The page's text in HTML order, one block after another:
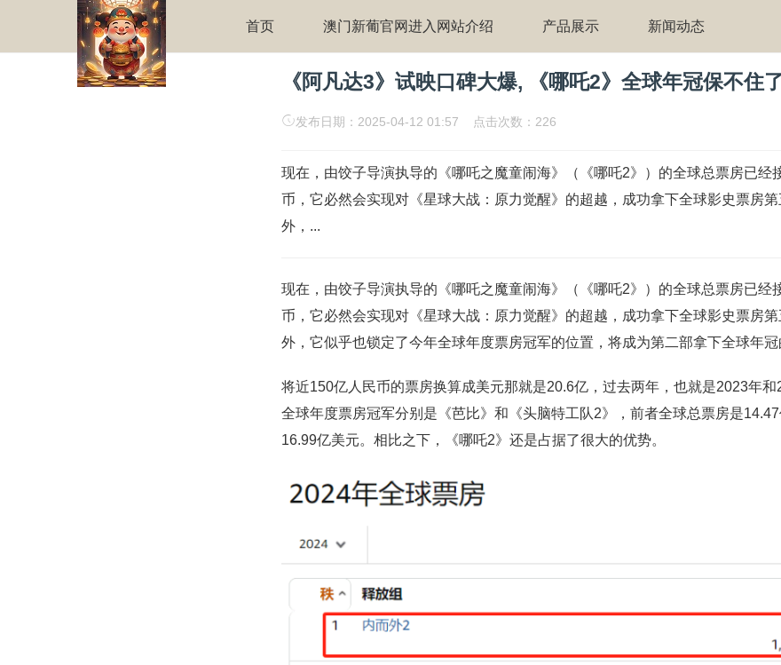
首页 澳门新葡官网进入网站介绍 产品展示 新闻动态
《阿凡达3》试映口碑大爆, 《哪吒2》全球年冠保不住
发布日期：2025-04-12 01:57 点击次数：226
现在，由饺子导演执导的《哪吒之魔童闹海》（《哪吒2》）的全球总票房已经
币，它必然会实现对《星球大战：原力觉醒》的超越，成功拿下全球影史票房
外，...
现在，由饺子导演执导的《哪吒之魔童闹海》（《哪吒2》）的全球总票房已经
币，它必然会实现对《星球大战：原力觉醒》的超越，成功拿下全球影史票房
外，它似乎也锁定了今年全球年度票房冠军的位置，将成为第二部拿下全球年冠
将近150亿人民币的票房换算成美元那就是20.6亿，过去两年，也就是2023年和
全球年度票房冠军分别是《芭比》和《头脑特工队2》，前者全球总票房是
16.99亿美元。相比之下，《哪吒2》还是占据了很大的优势。